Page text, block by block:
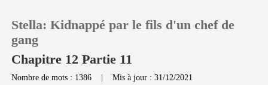
Stella: Kidnappé par le fils d'un chef de
gang
Chapitre 12 Partie 11
Nombre de mots : 1386 |Mis à jour : 31/12/2021